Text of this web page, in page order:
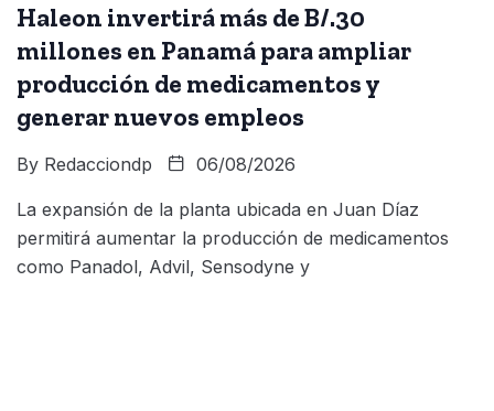
Haleon invertirá más de B/.30
millones en Panamá para ampliar
producción de medicamentos y
generar nuevos empleos
By Redacciondp 06/08/2026
La expansión de la planta ubicada en Juan Díaz
permitirá aumentar la producción de medicamentos
como Panadol, Advil, Sensodyne y